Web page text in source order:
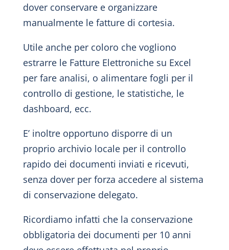
dover conservare e organizzare
manualmente le fatture di cortesia.
Utile anche per coloro che vogliono
estrarre le Fatture Elettroniche su Excel
per fare analisi, o alimentare fogli per il
controllo di gestione, le statistiche, le
dashboard, ecc.
E’ inoltre opportuno disporre di un
proprio archivio locale per il controllo
rapido dei documenti inviati e ricevuti,
senza dover per forza accedere al sistema
di conservazione delegato.
Ricordiamo infatti che la conservazione
obbligatoria dei documenti per 10 anni